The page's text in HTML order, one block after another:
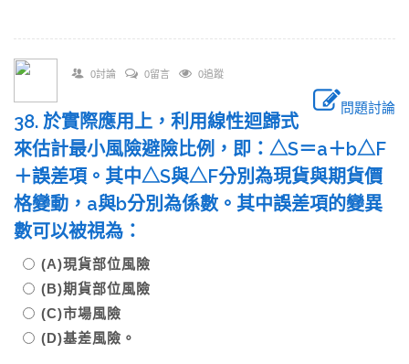
0討論 0留言 0追蹤
問題討論
38. 於實際應用上，利用線性迴歸式
來估計最小風險避險比例，即：△S＝a＋b△F
＋誤差項。其中△S與△F分別為現貨與期貨價
格變動，a與b分別為係數。其中誤差項的變異
數可以被視為：
(A)現貨部位風險
(B)期貨部位風險
(C)市場風險
(D)基差風險。